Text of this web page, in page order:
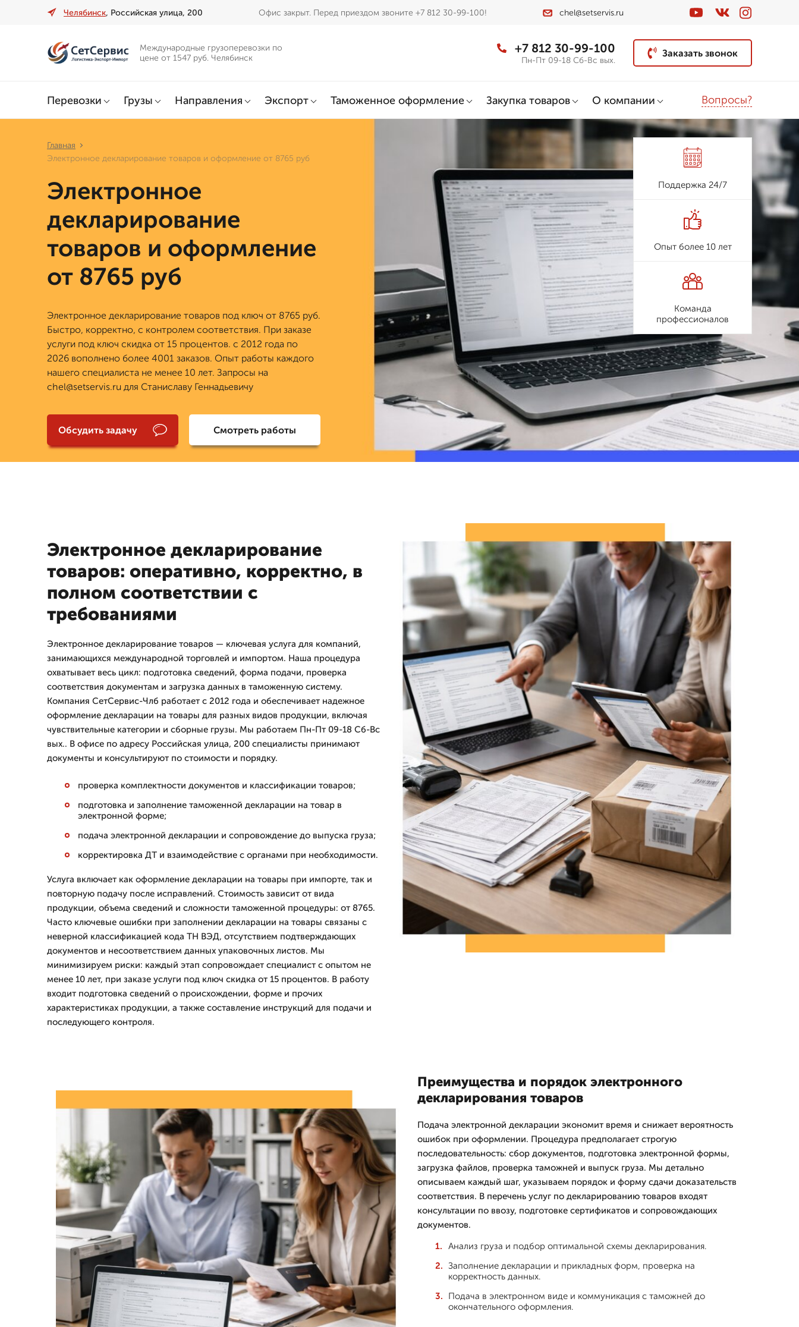
Челябинск, Российская улица, 200 Офис закрыт. Перед приездом звоните +7 812 30-99-100! chel@setservis.ru
Международные грузоперевозки по
цене от 1547 руб. Челябинск
+7 812 30-99-100
Пн-Пт 09-18 Сб-Вс вых.
Заказать звонок
Перевозки Грузы Направления Экспорт Таможенное оформление Закупка товаров О компании Вопросы?
Главная
Электронное декларирование товаров и оформление от 8765 руб
Электронное
декларирование
товаров и оформление
от 8765 руб
Электронное декларирование товаров под ключ от 8765 руб.
Быстро, корректно, с контролем соответствия. При заказе
услуги под ключ скидка от 15 процентов. с 2012 года по
2026 вополнено более 4001 заказов. Опыт работы каждого
нашего специалиста не менее 10 лет. Запросы на
chel@setservis.ru для Станиславу Геннадьевичу
Обсудить задачу Смотреть работы
Поддержка 24/7
Опыт более 10 лет
Команда
профессионалов
Электронное декларирование
товаров: оперативно, корректно, в
полном соответствии с
требованиями
Электронное декларирование товаров — ключевая услуга для компаний,
занимающихся международной торговлей и импортом. Наша процедура
охватывает весь цикл: подготовка сведений, форма подачи, проверка
соответствия документам и загрузка данных в таможенную систему.
Компания СетСервис-Члб работает с 2012 года и обеспечивает надежное
оформление декларации на товары для разных видов продукции, включая
чувствительные категории и сборные грузы. Мы работаем Пн-Пт 09-18 Сб-Вс
вых.. В офисе по адресу Российская улица, 200 специалисты принимают
документы и консультируют по стоимости и порядку.
проверка комплектности документов и классификации товаров;
подготовка и заполнение таможенной декларации на товар в
электронной форме;
подача электронной декларации и сопровождение до выпуска груза;
корректировка ДТ и взаимодействие с органами при необходимости.
Услуга включает как оформление декларации на товары при импорте, так и
повторную подачу после исправлений. Стоимость зависит от вида
продукции, объема сведений и сложности таможенной процедуры: от 8765.
Часто ключевые ошибки при заполнении декларации на товары связаны с
неверной классификацией кода ТН ВЭД, отсутствием подтверждающих
документов и несоответствием данных упаковочных листов. Мы
минимизируем риски: каждый этап сопровождает специалист с опытом не
менее 10 лет, при заказе услуги под ключ скидка от 15 процентов. В работу
входит подготовка сведений о происхождении, форме и прочих
характеристиках продукции, а также составление инструкций для подачи и
последующего контроля.
Преимущества и порядок электронного
декларирования товаров
Подача электронной декларации экономит время и снижает вероятность
ошибок при оформлении. Процедура предполагает строгую
последовательность: сбор документов, подготовка электронной формы,
загрузка файлов, проверка таможней и выпуск груза. Мы детально
описываем каждый шаг, указываем порядок и форму сдачи доказательств
соответствия. В перечень услуг по декларированию товаров входят
консультации по ввозу, подготовке сертификатов и сопровождающих
документов.
Анализ груза и подбор оптимальной схемы декларирования.
Заполнение декларации и прикладных форм, проверка на
корректность данных.
Подача в электронном виде и коммуникация с таможней до
окончательного оформления.